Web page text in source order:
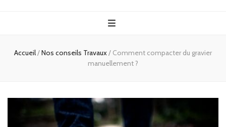
Accueil/Nos conseils Travaux/ Comment compacter du gravier
manuellement ?